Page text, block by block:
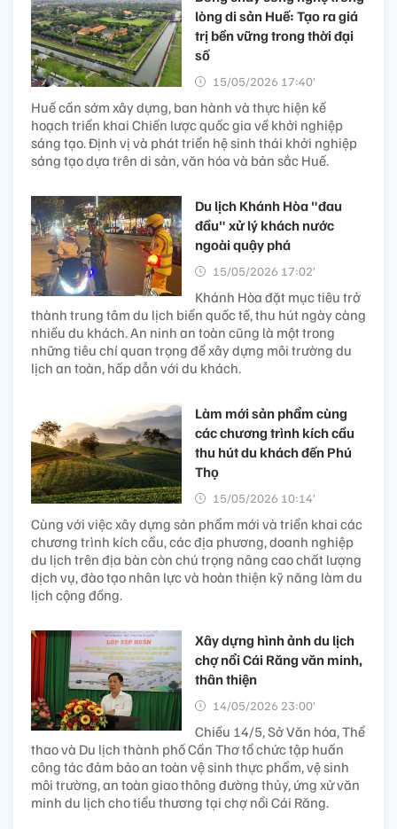
lòng di sản Huế: Tạo ra giá
trị bền vững trong thời đại
số
15/05/2026 17:40’
Huế cần sớm xây dựng, ban hành và thực hiện kế
hoạch triển khai Chiến lược quốc gia về khởi nghiệp
sáng tạo. Định vị và phát triển hệ sinh thái khởi nghiệp
sáng tạo dựa trên di sản, văn hóa và bản sắc Huế.
Du lịch Khánh Hòa "đau
đầu" xử lý khách nước
ngoài quậy phá
15/05/2026 17:02’
Khánh Hòa đặt mục tiêu trở
thành trung tâm du lịch biển quốc tế, thu hút ngày càng
nhiều du khách. An ninh an toàn cũng là một trong
những tiêu chí quan trọng để xây dựng môi trường du
lịch an toàn, hấp dẫn với du khách.
Làm mới sản phẩm cùng
các chương trình kích cầu
thu hút du khách đến Phú
Thọ
15/05/2026 10:14’
Cùng với việc xây dựng sản phẩm mới và triển khai các
chương trình kích cầu, các địa phương, doanh nghiệp
du lịch trên địa bàn còn chú trọng nâng cao chất lượng
dịch vụ, đào tạo nhân lực và hoàn thiện kỹ năng làm du
lịch cộng đồng.
Xây dựng hình ảnh du lịch
chợ nổi Cái Răng văn minh,
thân thiện
14/05/2026 23:00’
Chiều 14/5, Sở Văn hóa, Thể
thao và Du lịch thành phố Cần Thơ tổ chức tập huấn
công tác đảm bảo an toàn vệ sinh thực phẩm, vệ sinh
môi trường, an toàn giao thông đường thủy, ứng xử văn
minh du lịch cho tiểu thương tại chợ nổi Cái Răng.